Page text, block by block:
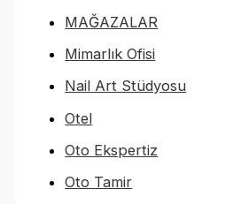
MAĞAZALAR
Mimarlık Ofisi
Nail Art Stüdyosu
Otel
Oto Ekspertiz
Oto Tamir